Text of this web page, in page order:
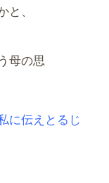
、
母の思
に伝えとるじ